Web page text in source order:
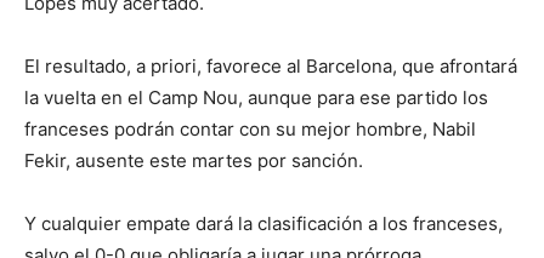
El resultado, a priori, favorece al Barcelona, que afrontará
la vuelta en el Camp Nou, aunque para ese partido los
franceses podrán contar con su mejor hombre, Nabil
Fekir, ausente este martes por sanción.
Y cualquier empate dará la clasificación a los franceses,